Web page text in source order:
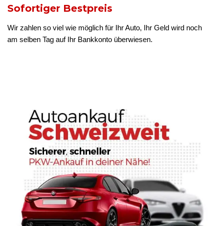
Sofortiger Bestpreis
Wir zahlen so viel wie möglich für Ihr Auto, Ihr Geld wird noch
am selben Tag auf Ihr Bankkonto überwiesen.